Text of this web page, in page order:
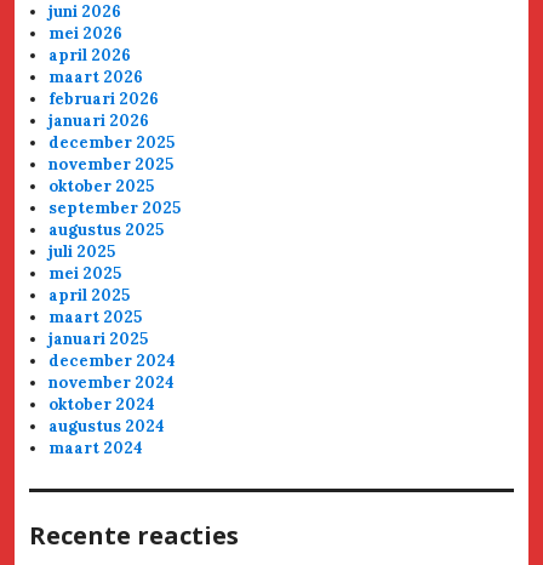
juni 2026
mei 2026
april 2026
maart 2026
februari 2026
januari 2026
december 2025
november 2025
oktober 2025
september 2025
augustus 2025
juli 2025
mei 2025
april 2025
maart 2025
januari 2025
december 2024
november 2024
oktober 2024
augustus 2024
maart 2024
Recente reacties